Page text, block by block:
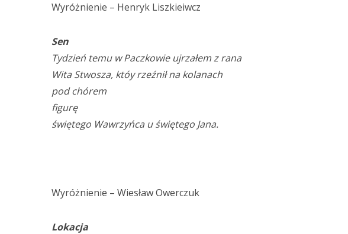
Wyróżnienie – Henryk Liszkieiwcz
Sen
Tydzień temu w Paczkowie ujrzałem z rana
Wita Stwosza, któy rzeźnił na kolanach
pod chórem
figurę
świętego Wawrzyńca u świętego Jana.
Wyróżnienie – Wiesław Owerczuk
Lokacja